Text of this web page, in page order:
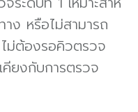
ง หรือไม่สามารถ
ม่ต้องรอคิวตรวจ
คียงกับการตรวจ